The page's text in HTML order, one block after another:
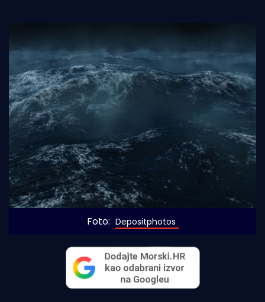
Foto: Depositphotos